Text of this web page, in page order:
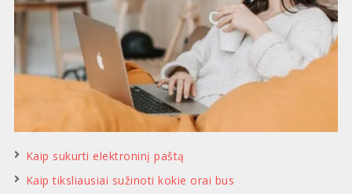
Kaip sukurti elektroninį paštą
Kaip tiksliausiai sužinoti kokie orai bus